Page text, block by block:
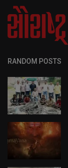
RANDOM POSTS